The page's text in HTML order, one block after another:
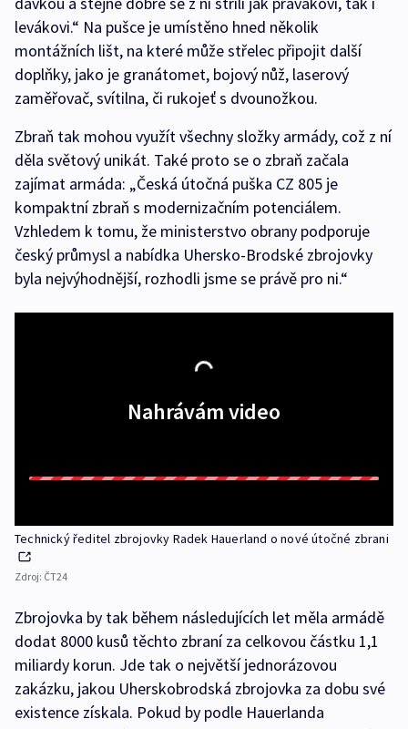
levákovi.“ Na pušce je umístěno hned několik
montážních lišt, na které může střelec připojit další
doplňky, jako je granátomet, bojový nůž, laserový
zaměřovač, svítilna, či rukojeť s dvounožkou.
Zbraň tak mohou využít všechny složky armády, což z ní
děla světový unikát. Také proto se o zbraň začala
zajímat armáda: „Česká útočná puška CZ 805 je
kompaktní zbraň s modernizačním potenciálem.
Vzhledem k tomu, že ministerstvo obrany podporuje
český průmysl a nabídka Uhersko-Brodské zbrojovky
byla nejvýhodnější, rozhodli jsme se právě pro ni.“
Nahrávám video
Technický ředitel zbrojovky Radek Hauerland o nové útočné zbrani
Zdroj: ČT24
Zbrojovka by tak během následujících let měla armádě
dodat 8000 kusů těchto zbraní za celkovou částku 1,1
miliardy korun. Jde tak o největší jednorázovou
zakázku, jakou Uherskobrodská zbrojovka za dobu své
existence získala. Pokud by podle Hauerlanda